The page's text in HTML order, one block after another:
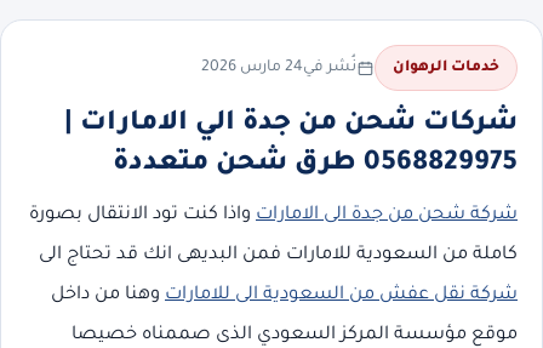
خدمات الرهوان نُشر في24 مارس 2026
شركات شحن من جدة الي الامارات |
0568829975 طرق شحن متعددة
شركة شحن من جدة الى الامارات واذا كنت تود الانتقال بصورة
كاملة من السعودية للامارات فمن البديهى انك قد تحتاج الى
شركة نقل عفش من السعودية الى للامارات وهنا من داخل
موقع مؤسسة المركز السعودي الذى صممناه خصيصا